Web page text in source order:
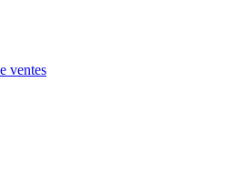
ventes